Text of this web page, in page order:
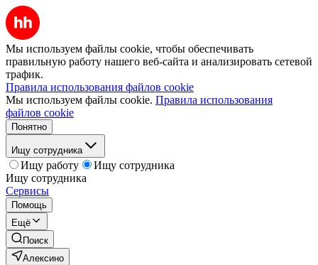
Мы используем файлы cookie, чтобы обеспечивать
правильную работу нашего веб-сайта и анализировать сетевой
трафик.
Правила использования файлов cookie
Мы используем файлы cookie. Правила использования
файлов cookie
Понятно
Ищу сотрудника
Ищу работу
Ищу сотрудника
Ищу сотрудника
Сервисы
Помощь
Ещё
Поиск
Алексино